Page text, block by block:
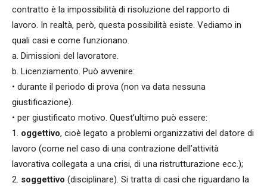
contratto è la impossibilità di risoluzione del rapporto di
lavoro. In realtà, però, questa possibilità esiste. Vediamo in
quali casi e come funzionano.
a. Dimissioni del lavoratore.
b. Licenziamento. Può avvenire:
• durante il periodo di prova (non va data nessuna
giustificazione).
• per giustificato motivo. Quest’ultimo può essere:
1. oggettivo, cioè legato a problemi organizzativi del datore di
lavoro (come nel caso di una contrazione dell’attività
lavorativa collegata a una crisi, di una ristrutturazione ecc.);
2. soggettivo (disciplinare). Si tratta di casi che riguardano la